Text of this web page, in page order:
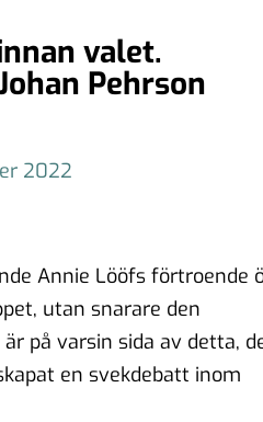
valet.
Pehrson
2022
Annie Lööfs förtroende
utan snarare den
på varsin sida av detta,
en svekdebatt inom